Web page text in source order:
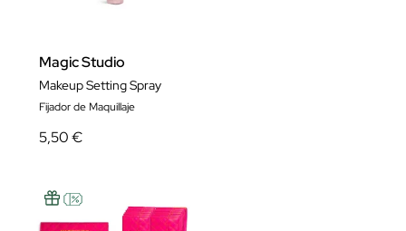
Magic Studio
Makeup Setting Spray
Fijador de Maquillaje
5,50 €